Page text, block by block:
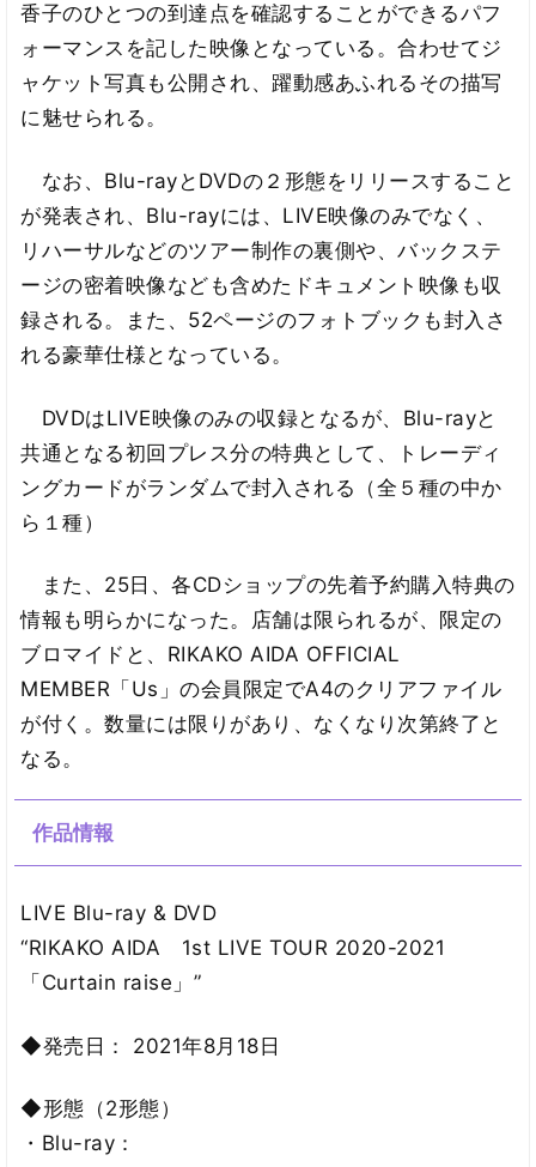
香子のひとつの到達点を確認することができるパフ
ォーマンスを記した映像となっている。合わせてジ
ャケット写真も公開され、躍動感あふれるその描写
に魅せられる。
なお、Blu-rayとDVDの２形態をリリースすること
が発表され、Blu-rayには、LIVE映像のみでなく、
リハーサルなどのツアー制作の裏側や、バックステ
ージの密着映像なども含めたドキュメント映像も収
録される。また、52ページのフォトブックも封入さ
れる豪華仕様となっている。
DVDはLIVE映像のみの収録となるが、Blu-rayと
共通となる初回プレス分の特典として、トレーディ
ングカードがランダムで封入される（全５種の中か
ら１種）
また、25日、各CDショップの先着予約購入特典の
情報も明らかになった。店舗は限られるが、限定の
ブロマイドと、RIKAKO AIDA OFFICIAL
MEMBER「Us」の会員限定でA4のクリアファイル
が付く。数量には限りがあり、なくなり次第終了と
なる。
作品情報
LIVE Blu-ray & DVD
“RIKAKO AIDA 1st LIVE TOUR 2020-2021
「Curtain raise」”
◆発売日： 2021年8月18日
◆形態（2形態）
・Blu-ray：